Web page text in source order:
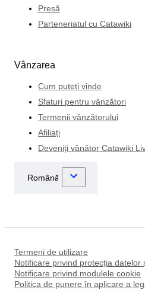
Presă
Parteneriatul cu Catawiki
Vânzarea
Cum puteți vinde
Sfaturi pentru vânzători
Termenii vânzătorului
Afiliați
Deveniți vânător Catawiki
Termeni de utilizare
Notificare privind protecția datelor
Notificare privind modulele cookie
Politica de punere în aplicare a